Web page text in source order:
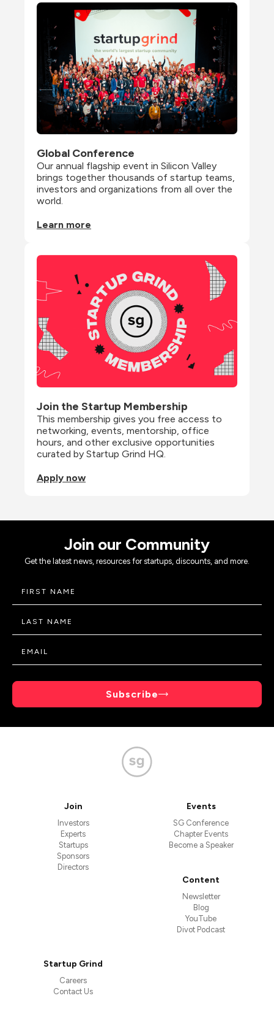
Global Conference
Our annual flagship event in Silicon Valley
brings together thousands of startup teams,
investors and organizations from all over the
world.
Learn more
Join the Startup Membership
This membership gives you free access to
networking, events, mentorship, office
hours, and other exclusive opportunities
curated by Startup Grind HQ.
Apply now
Join our Community
Get the latest news, resources for startups, discounts, and more.
Subscribe
Join
Investors
Experts
Startups
Sponsors
Directors
Events
SG Conference
Chapter Events
Become a Speaker
Content
Newsletter
Blog
YouTube
Divot Podcast
Startup Grind
Careers
Contact Us